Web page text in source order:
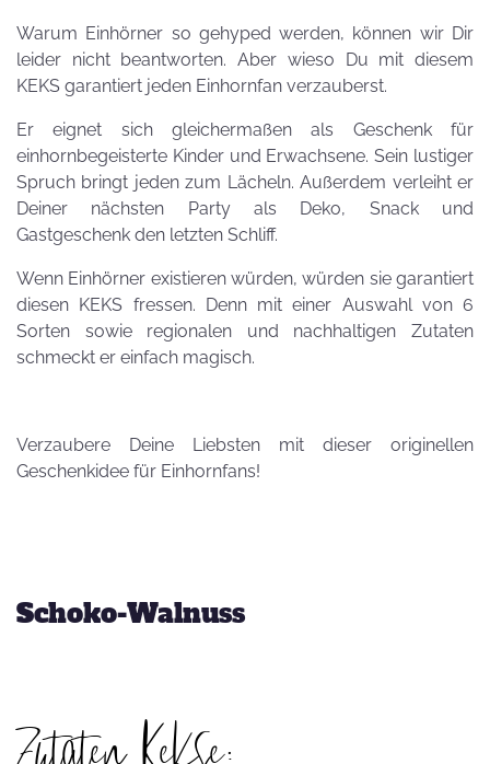
Warum Einhörner so gehyped werden, können wir Dir
leider nicht beantworten. Aber wieso Du mit diesem
KEKS garantiert jeden Einhornfan verzauberst.
Er eignet sich gleichermaßen als Geschenk für
einhornbegeisterte Kinder und Erwachsene. Sein lustiger
Spruch bringt jeden zum Lächeln. Außerdem verleiht er
Deiner nächsten Party als Deko, Snack und
Gastgeschenk den letzten Schliff.
Wenn Einhörner existieren würden, würden sie garantiert
diesen KEKS fressen. Denn mit einer Auswahl von 6
Sorten sowie regionalen und nachhaltigen Zutaten
schmeckt er einfach magisch.
Verzaubere Deine Liebsten mit dieser originellen
Geschenkidee für Einhornfans!
Schoko-Walnuss